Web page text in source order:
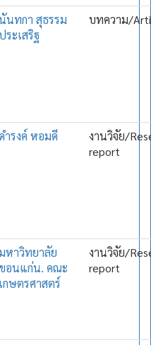
นทกา สุธรรม
ระเสริฐ
บทความ/
ำรงค์ หอมดี
งานวิจัย/
report
หาวิทยาลัย
อนแก่น. คณะ
เกษตรศาสตร์
งานวิจัย/
report